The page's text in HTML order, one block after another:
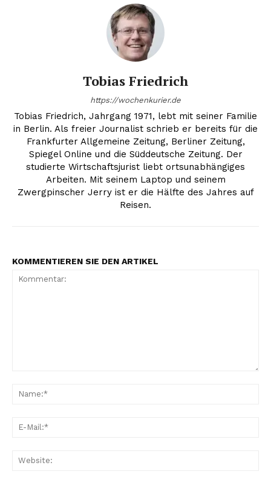
Tobias Friedrich
https://wochenkurier.de
Tobias Friedrich, Jahrgang 1971, lebt mit seiner Familie
in Berlin. Als freier Journalist schrieb er bereits für die
Frankfurter Allgemeine Zeitung, Berliner Zeitung,
Spiegel Online und die Süddeutsche Zeitung. Der
studierte Wirtschaftsjurist liebt ortsunabhängiges
Arbeiten. Mit seinem Laptop und seinem
Zwergpinscher Jerry ist er die Hälfte des Jahres auf
Reisen.
KOMMENTIEREN SIE DEN ARTIKEL